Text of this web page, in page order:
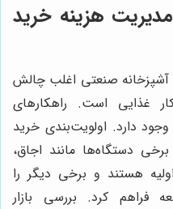
هزینه خرید
آشپزخانه صنعتی اغلب چالش
غذایی است. راهکارهای
دارد. اولویت‌بندی خرید
دستگاه‌ها مانند اجاق،
هستند و برخی دیگر را
فراهم کرد. بررسی بازار